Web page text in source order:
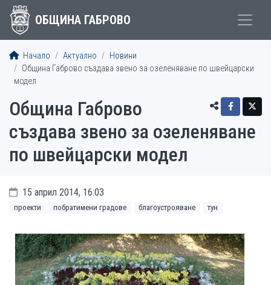
ОБЩИНА ГАБРОВО
Начало Актуално
Новини
Община Габрово създава звено за озеленяване по швейцарски
модел
Община Габрово
създава звено за озеленяване
по швейцарски модел
15 април 2014, 16:03
проекти побратимени градове благоустрояване тун